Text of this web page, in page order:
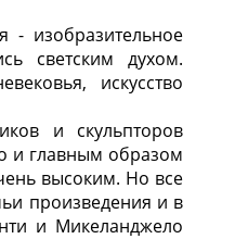
- изобразительное
светским духом.
искусство
и скульпторов
и главным образом
высоким. Но все
произведения и в
и Микеланджело